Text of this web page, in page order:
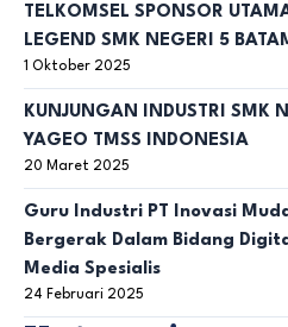
TELKOMSEL SPONSOR
LEGEND SMK NEGERI 5
1 Oktober 2025
KUNJUNGAN INDUSTRI SMK
YAGEO TMSS INDONESIA
20 Maret 2025
Guru Industri PT Inovasi
Bergerak Dalam Bidang
Media Spesialis
24 Februari 2025